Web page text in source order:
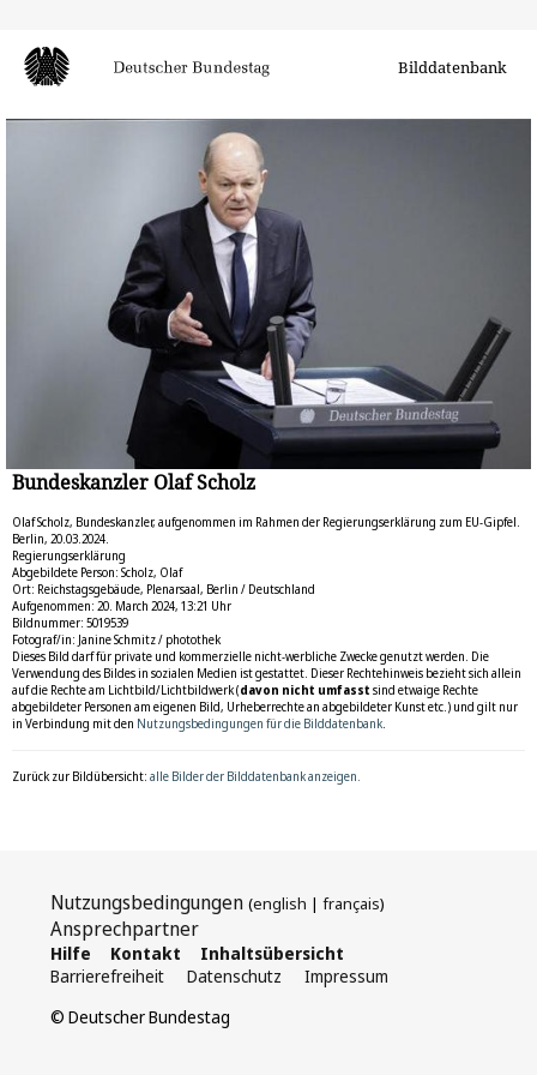
Bilddatenbank
Bundeskanzler Olaf Scholz
Olaf Scholz, Bundeskanzler, aufgenommen im Rahmen der Regierungserklärung zum EU-Gipfel.
Berlin, 20.03.2024.
Regierungserklärung
Abgebildete Person: Scholz, Olaf
Ort: Reichstagsgebäude, Plenarsaal, Berlin / Deutschland
Aufgenommen: 20. March 2024, 13:21 Uhr
Bildnummer: 5019539
Fotograf/in: Janine Schmitz / photothek
Dieses Bild darf für private und kommerzielle nicht-werbliche Zwecke genutzt werden. Die
Verwendung des Bildes in sozialen Medien ist gestattet. Dieser Rechtehinweis bezieht sich allein
auf die Rechte am Lichtbild/Lichtbildwerk (davon nicht umfasst sind etwaige Rechte
abgebildeter Personen am eigenen Bild, Urheberrechte an abgebildeter Kunst etc.) und gilt nur
in Verbindung mit den Nutzungsbedingungen für die Bilddatenbank.
Zurück zur Bildübersicht: alle Bilder der Bilddatenbank anzeigen.
Nutzungsbedingungen (english | français)
Ansprechpartner
Hilfe Kontakt Inhaltsübersicht
© Deutscher Bundestag
Barrierefreiheit Datenschutz Impressum